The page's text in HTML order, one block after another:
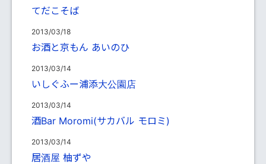
てだこそば
2013/03/18
お酒と京もん あいのひ
2013/03/14
いしぐふー浦添大公園店
2013/03/14
酒Bar Moromi(サカバル モロミ)
2013/03/14
居酒屋 柚ずや